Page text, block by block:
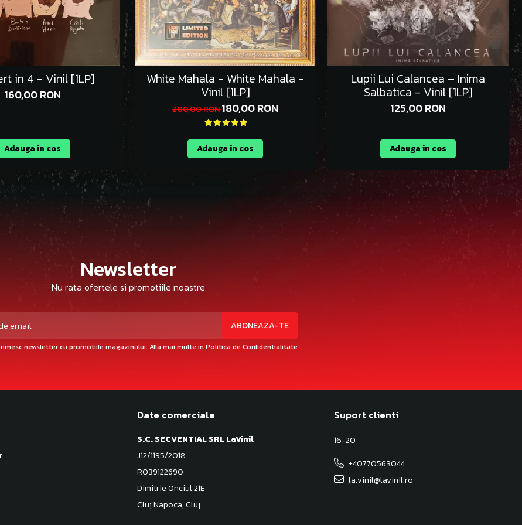
in 4 - Vinil [1LP]
160,00 RON
Adauga in cos
White Mahala - White Mahala -
Vinil [1LP]
200,00 RON180,00 RON
Adauga in cos
Lupii Lui Calancea – Inima
Salbatica - Vinil [1LP]
125,00 RON
Adauga in cos
Newsletter
Nu rata ofertele si promotiile noastre
newsletter cu promotiile magazinului. Afla mai multe in Politica de Confidentialitate
Date comerciale
S.C. SECVENTIAL SRL LaVinil
J12/1195/2018
RO39122690
Dimitrie Onciul 21E
Cluj Napoca, Cluj
Suport clienti
16-20
+40770563044
la.vinil@lavinil.ro